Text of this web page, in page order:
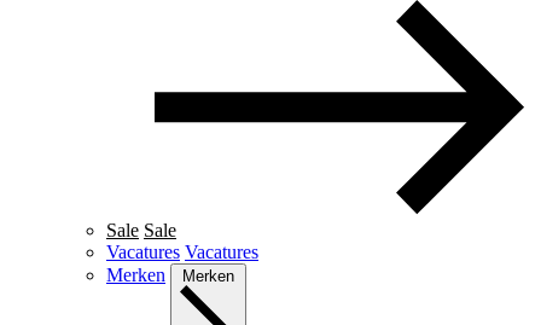
Sale Sale
Vacatures Vacatures
Merken
Merken